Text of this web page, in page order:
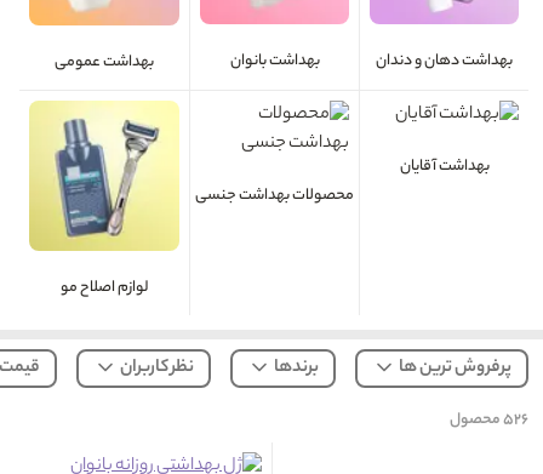
بهداشت دهان و دندان بهداشت بانوان بهداشت عمومی
بهداشت آقایان
محصولات بهداشت جنسی
لوازم اصلاح مو
پرفروش ترین ها برندها نظر کاربران
۵۲۶محصول